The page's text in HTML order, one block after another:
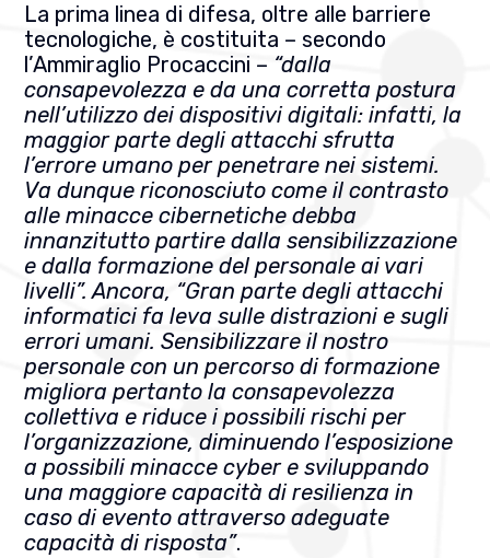
La prima linea di difesa, oltre alle barriere
tecnologiche, è costituita – secondo
l’Ammiraglio Procaccini – “dalla
consapevolezza e da una corretta postura
nell’utilizzo dei dispositivi digitali: infatti, la
maggior parte degli attacchi sfrutta
l’errore umano per penetrare nei sistemi.
Va dunque riconosciuto come il contrasto
alle minacce cibernetiche debba
innanzitutto partire dalla sensibilizzazione
e dalla formazione del personale ai vari
livelli”. Ancora, “Gran parte degli attacchi
informatici fa leva sulle distrazioni e sugli
errori umani. Sensibilizzare il nostro
personale con un percorso di formazione
migliora pertanto la consapevolezza
collettiva e riduce i possibili rischi per
l’organizzazione, diminuendo l’esposizione
a possibili minacce cyber e sviluppando
una maggiore capacità di resilienza in
caso di evento attraverso adeguate
capacità di risposta”.